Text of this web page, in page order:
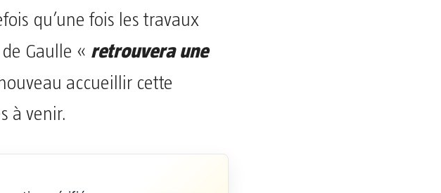
qu’une fois les travaux
Gaulle « retrouvera une
accueillir cette
à venir.